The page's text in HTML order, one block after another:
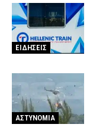
ΕΙΔΗΣΕΙΣ
ΑΣΤΥΝΟΜΙΑ